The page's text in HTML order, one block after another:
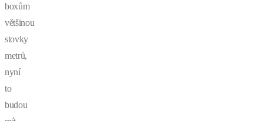
boxům
většinou
stovky
metrů,
nyní
to
budou